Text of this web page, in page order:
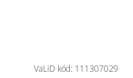
VaLiD kód: 111307029